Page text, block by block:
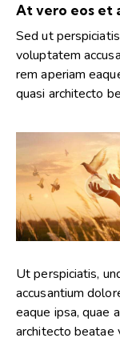
At vero eos et
Sed ut
voluptatem
rem aperiam
quasi architecto
Ut perspiciatis,
accusantium
eaque ipsa, quae
architecto beatae